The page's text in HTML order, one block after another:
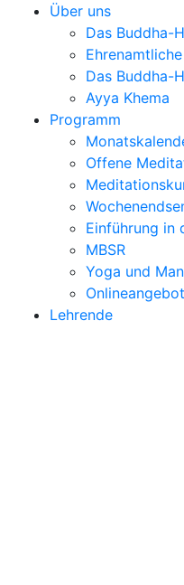
Über uns
Das Buddha-
Das Buddha-
Ayya Khema
Programm
Offene
Einführung in
MBSR
Yoga und
Lehrende